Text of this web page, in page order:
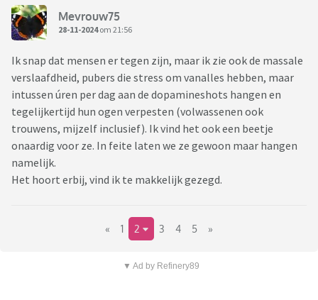
Mevrouw75
28-11-2024om 21:56
Ik snap dat mensen er tegen zijn, maar ik zie ook de massale
verslaafdheid, pubers die stress om vanalles hebben, maar
intussen úren per dag aan de dopamineshots hangen en
tegelijkertijd hun ogen verpesten (volwassenen ook
trouwens, mijzelf inclusief). Ik vind het ook een beetje
onaardig voor ze. In feite laten we ze gewoon maar hangen
namelijk.
Het hoort erbij, vind ik te makkelijk gezegd.
« 1 2 3 4 5 »
▼ Ad by Refinery89